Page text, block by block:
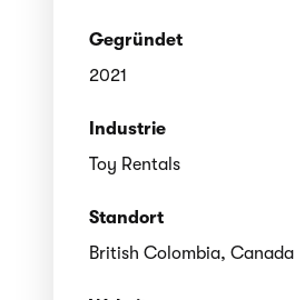
Gegründet
2021
Industrie
Toy Rentals
Standort
British Colombia, Canada